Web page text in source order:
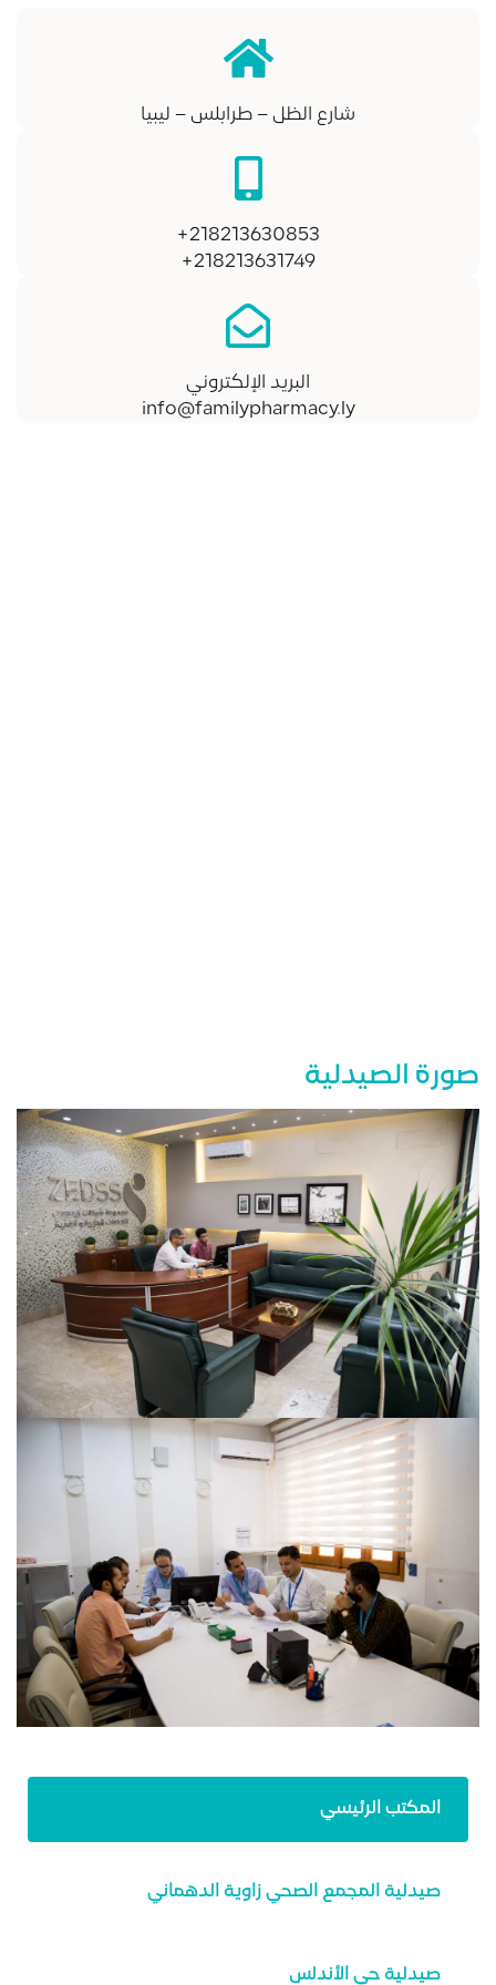
المكتب الرئيسي
صيدلية المجمع الصحي زاوية الدهماني
صيدلية حي الأندلس
شارع الظل – طرابلس – ليبيا
218213630853+
218213631749+
البريد الإلكتروني
info@familypharmacy.ly
صورة الصيدلية